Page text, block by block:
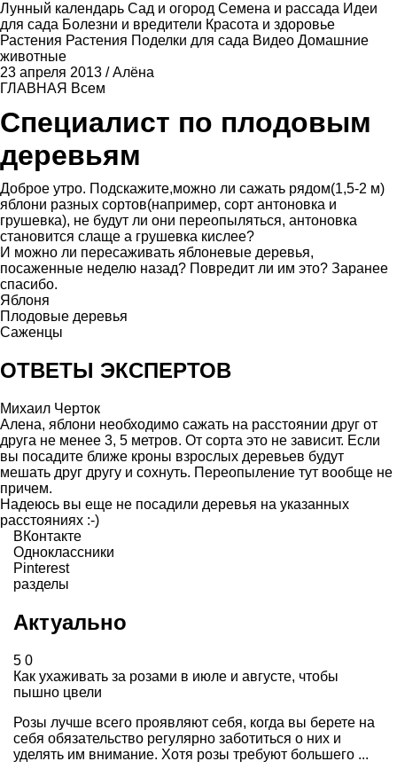
Лунный календарь Сад и огород Семена и рассада Идеи
для сада Болезни и вредители Красота и здоровье
Растения Растения Поделки для сада Видео Домашние
животные
23 апреля 2013 /Алёна
ГЛАВНАЯ Всем
Специалист по плодовым
деревьям
Доброе утро. Подскажите,можно ли сажать рядом(1,5-2 м)
яблони разных сортов(например, сорт антоновка и
грушевка), не будут ли они переопыляться, антоновка
становится слаще а грушевка кислее?
И можно ли пересаживать яблоневые деревья,
посаженные неделю назад? Повредит ли им это? Заранее
спасибо.
Яблоня
Плодовые деревья
Саженцы
ОТВЕТЫ ЭКСПЕРТОВ
Михаил Черток
Алена, яблони необходимо сажать на расстоянии друг от
друга не менее 3, 5 метров. От сорта это не зависит. Если
вы посадите ближе кроны взрослых деревьев будут
мешать друг другу и сохнуть. Переопыление тут вообще не
причем.
Надеюсь вы еще не посадили деревья на указанных
расстояниях :-)
ВКонтакте
Одноклассники
Pinterest
разделы
Актуально
5 0
Как ухаживать за розами в июле и августе, чтобы
пышно цвели
Розы лучше всего проявляют себя, когда вы берете на
себя обязательство регулярно заботиться о них и
уделять им внимание. Хотя розы требуют большего ...